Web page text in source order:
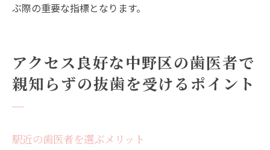
ぶ際の重要な指標となります。
アクセス良好な中野区の歯医者で
親知らずの抜歯を受けるポイント
駅近の歯医者を選ぶメリット